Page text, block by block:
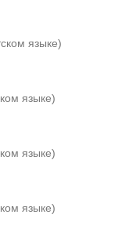
языке)
языке)
языке)
языке)